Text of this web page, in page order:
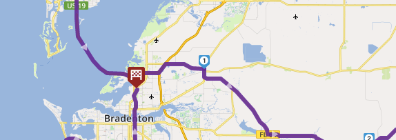
► ►
► ► ►
1
2